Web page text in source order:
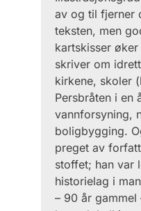
av og til fjerner
teksten, men
kartskisser
skriver om
kirkene, skoler
Persbråten i en
vannforsyning,
boligbygging.
preget av
stoffet; han var
historielag i
– 90 år gammel